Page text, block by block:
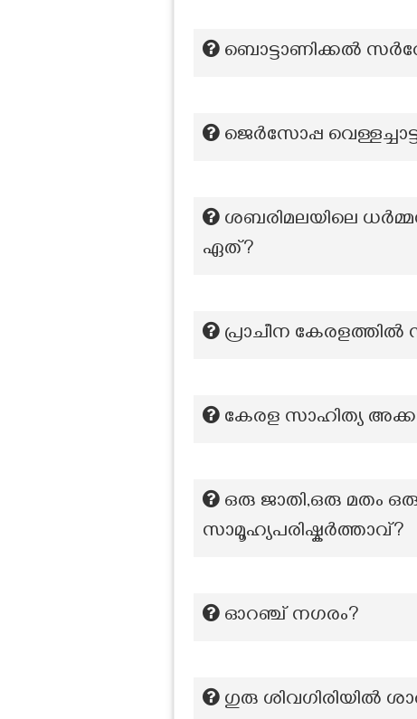
ബൊട്ടാണിക്കൽ
ജെർസോപ്പ
ശബരിമലയിലെ
ഏത്?
പ്രാചീന കേരളത്തിൽ
കേരള സാഹിത്യ
ഒരു ജാതി,ഒരു മതം
സാമൂഹ്യപരിഷ്കർത്താവ്?
ഓറഞ്ച് നഗരം?
ഗുരു ശിവഗിരിയിൽ